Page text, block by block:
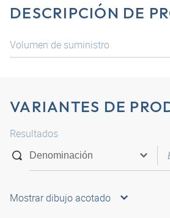
DESCRIPCIÓN DE
Volumen de suministro
VARIANTES DE
Resultados
Mostrar dibujo acotado